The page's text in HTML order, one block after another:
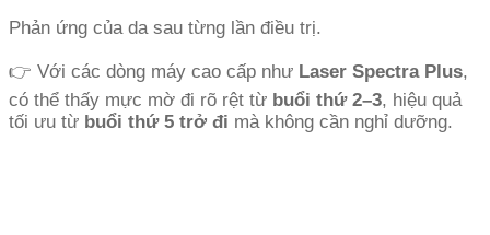
Phản ứng của da sau từng lần điều trị.
👉 Với các dòng máy cao cấp như Laser Spectra Plus,
có thể thấy mực mờ đi rõ rệt từ buổi thứ 2–3, hiệu quả
tối ưu từ buổi thứ 5 trở đi mà không cần nghỉ dưỡng.